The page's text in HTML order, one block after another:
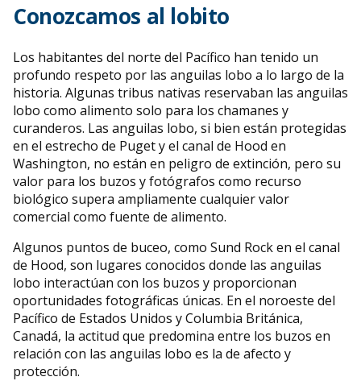
Conozcamos al lobito
Los habitantes del norte del Pacífico han tenido un
profundo respeto por las anguilas lobo a lo largo de la
historia. Algunas tribus nativas reservaban las anguilas
lobo como alimento solo para los chamanes y
curanderos. Las anguilas lobo, si bien están protegidas
en el estrecho de Puget y el canal de Hood en
Washington, no están en peligro de extinción, pero su
valor para los buzos y fotógrafos como recurso
biológico supera ampliamente cualquier valor
comercial como fuente de alimento.
Algunos puntos de buceo, como Sund Rock en el canal
de Hood, son lugares conocidos donde las anguilas
lobo interactúan con los buzos y proporcionan
oportunidades fotográficas únicas. En el noroeste del
Pacífico de Estados Unidos y Columbia Británica,
Canadá, la actitud que predomina entre los buzos en
relación con las anguilas lobo es la de afecto y
protección.